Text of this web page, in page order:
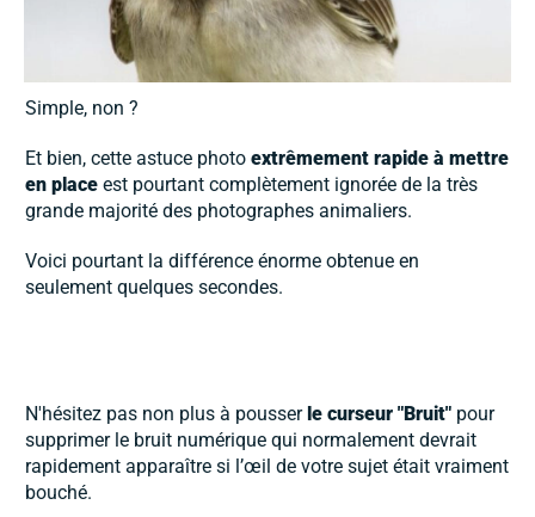
Simple, non ?
Et bien, cette astuce photo extrêmement rapide à mettre
en place est pourtant complètement ignorée de la très
grande majorité des photographes animaliers.
Voici pourtant la différence énorme obtenue en
seulement quelques secondes.
N'hésitez pas non plus à pousser le curseur "Bruit" pour
supprimer le bruit numérique qui normalement devrait
rapidement apparaître si l’œil de votre sujet était vraiment
bouché.